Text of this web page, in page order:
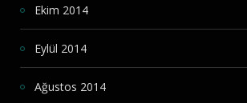
Ekim 2014
Eylül 2014
Ağustos 2014